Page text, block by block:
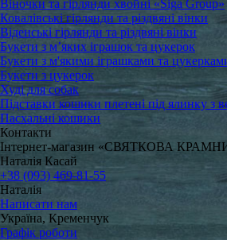
Віночки та гірлянди хвойні «Siga Group»
Ковалівські гірлянди та різдвяні вінки
Віденські гірлянди та різдвяні вінки
Букети з м’яких іграшок та цукерок
Букети з м'якими іграшками та
Букети з цукерок
Худі для собак
Підставки кошики плетені під ялинку з
Пасхальні кошики
Контакти
Інтернет-магазин «СВЯТКОВА
Наталія Касай
+38 (093) 469-81-55
Наталія
Написати нам
Україна, Кременчук
Графік роботи